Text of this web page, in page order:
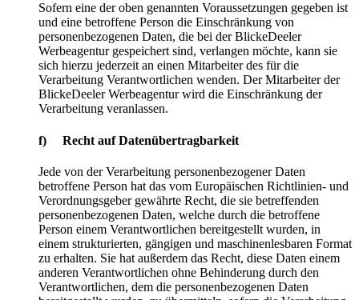
Sofern eine der oben genannten Voraussetzungen gegeben ist
und eine betroffene Person die Einschränkung von
personenbezogenen Daten, die bei der BlickeDeeler
Werbeagentur gespeichert sind, verlangen möchte, kann sie
sich hierzu jederzeit an einen Mitarbeiter des für die
Verarbeitung Verantwortlichen wenden. Der Mitarbeiter der
BlickeDeeler Werbeagentur wird die Einschränkung der
Verarbeitung veranlassen.
f) Recht auf Datenübertragbarkeit
Jede von der Verarbeitung personenbezogener Daten
betroffene Person hat das vom Europäischen Richtlinien- und
Verordnungsgeber gewährte Recht, die sie betreffenden
personenbezogenen Daten, welche durch die betroffene
Person einem Verantwortlichen bereitgestellt wurden, in
einem strukturierten, gängigen und maschinenlesbaren Format
zu erhalten. Sie hat außerdem das Recht, diese Daten einem
anderen Verantwortlichen ohne Behinderung durch den
Verantwortlichen, dem die personenbezogenen Daten